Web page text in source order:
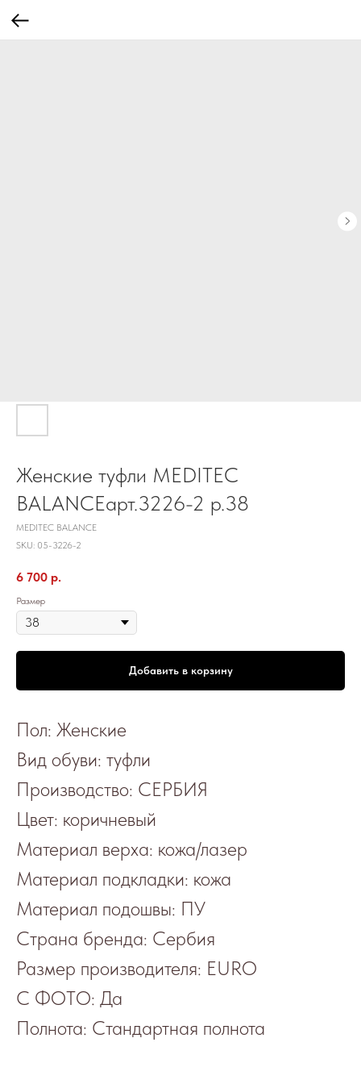
Женские туфли MEDITEC
BALANCEарт.3226-2 р.38
MEDITEC BALANCE
SKU: 05-3226-2
6 700 р.
Размер
Добавить в корзину
Пол: Женские
Вид обуви: туфли
Производство: СЕРБИЯ
Цвет: коричневый
Материал верха: кожа/лазер
Материал подкладки: кожа
Материал подошвы: ПУ
Страна бренда: Сербия
Размер производителя: EURO
С ФОТО: Да
Полнота: Стандартная полнота